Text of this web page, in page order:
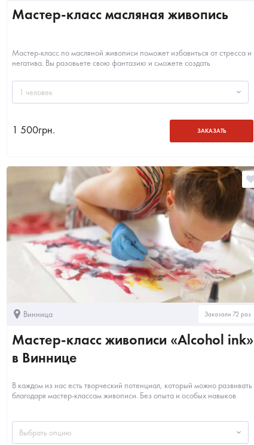
Мастер-класс масляная живопись
Мастер-класс по масляной живописи поможет избавиться от стресса и
негатива. Вы разовьете свою фантазию и сможете создать
1 человек
1 500грн. ЗАКАЗАТЬ
Винница Заказали 72 раз
Мастер-класс живописи «Alcohol ink»
в Виннице
В каждом из нас есть творческий потенциал, который можно развивать
благодаря мастер-классам живописи. Без опыта и особых навыков
Выбрать опцию